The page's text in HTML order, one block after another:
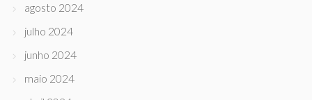
agosto 2024
julho 2024
junho 2024
maio 2024